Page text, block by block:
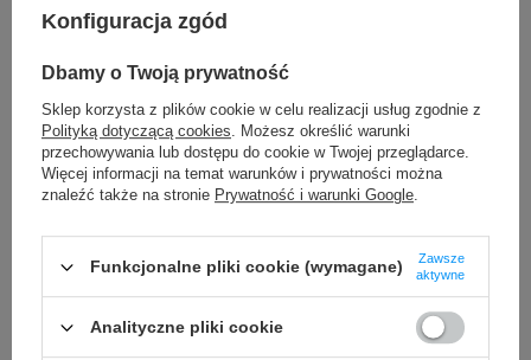
DYMO Rhino 4200
DYMO LabelManager LM 160 DYMO LabelManager LM 210D+
DYMO LabelManager LM 280 DYMO LabelManager LM 360D
DYMO LabelManager LM 420P DYMO LabelManager LM 500TS
Kupowane razem
Konfiguracja zgód
Dbamy o Twoją prywatność
Sklep korzysta z plików cookie w celu realizacji usług zgodnie z
Polityką dotyczącą cookies. Możesz określić warunki
przechowywania lub dostępu do cookie w Twojej przeglądarce.
Więcej informacji na temat warunków i prywatności można
znaleźć także na stronie Prywatność i warunki Google.
Funkcjonalne pliki cookie (wymagane)
Zawsze
aktywne
Analityczne pliki cookie